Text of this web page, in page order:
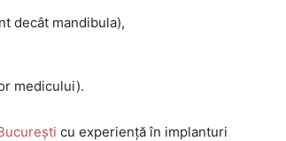
decât mandibula),
medicului).
cu experiență în implanturi